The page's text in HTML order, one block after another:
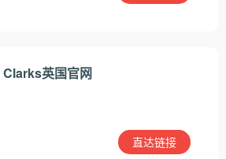
Clarks英国官网
直达链接